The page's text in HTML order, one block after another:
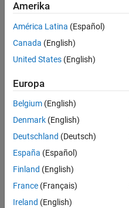
Derzeit
es
keine
offenen
Stellen,
Ihren
Suchkriterien
entsprechen.
können
die
Suchkriterien
weiter
fassen
oder
Amerika
América Latina (Español)
Canada (English)
United States (English)
Europa
Belgium (English)
Denmark (English)
Deutschland (Deutsch)
España (Español)
Finland (English)
France (Français)
Ireland (English)